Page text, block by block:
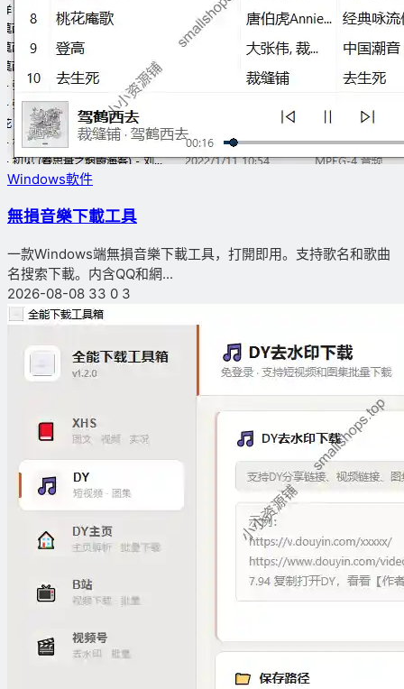
Windows軟件
無損音樂下載工具
一款Windows端無損音樂下載工具，打開即用。支持歌名和歌曲
名搜索下載。内含QQ和網...
2026-08-08 33 0 3